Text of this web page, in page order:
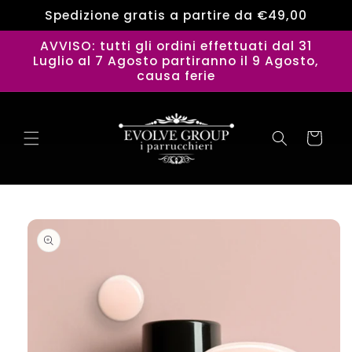
direttamente
ai contenuti
Spedizione gratis a partire da €49,00
AVVISO: tutti gli ordini effettuati dal 31
Luglio al 7 Agosto partiranno il 9 Agosto,
causa ferie
Carrello
informazioni
prodotto